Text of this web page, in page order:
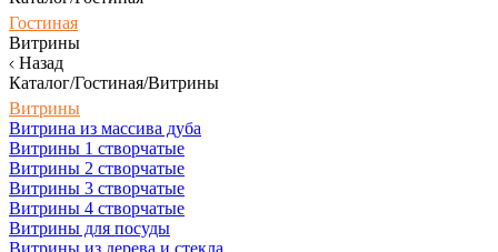
Гостиная
Витрины
Назад
Каталог/Гостиная/Витрины
Витрины
Витрина из массива дуба
Витрины 1 створчатые
Витрины 2 створчатые
Витрины 3 створчатые
Витрины 4 створчатые
Витрины для посуды
Витрины из дерева и стекла